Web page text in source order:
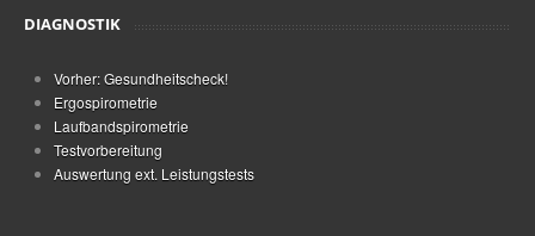
DIAGNOSTIK
Vorher: Gesundheitscheck!
Ergospirometrie
Laufbandspirometrie
Testvorbereitung
Auswertung ext. Leistungstests